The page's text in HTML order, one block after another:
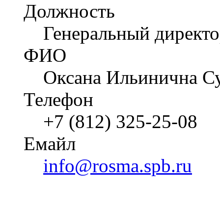
Должность
Генеральный
ФИО
Оксана Ильинична
Телефон
+7 (812) 325-25-08
Емайл
info@rosma.spb.ru